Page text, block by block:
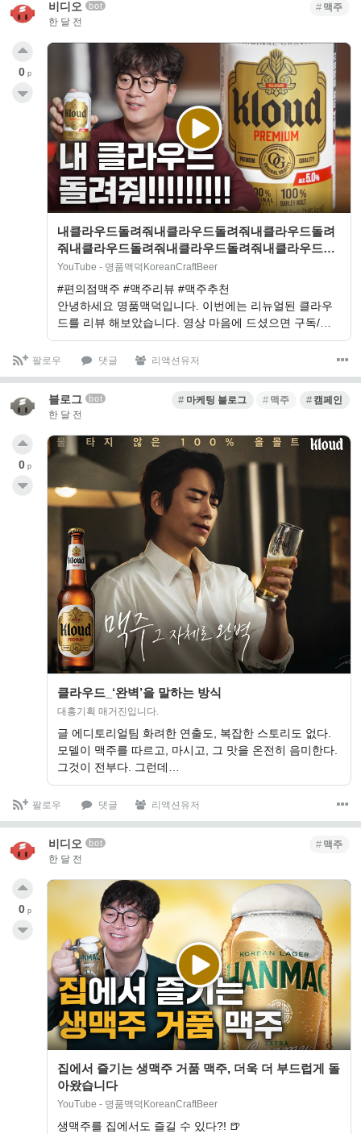
비디오 bot
한 달 전
맥주
내클라우드돌려줘내클라우드돌려줘내클라우드돌려
줘내클라우드돌려줘내클라우드돌려줘내클라우드돌
려줘내클라우드돌려줘내클라우드돌려줘
YouTube - 명품맥덕KoreanCraftBeer
#편의점맥주 #맥주리뷰 #맥주추천
안녕하세요 명품맥덕입니다. 이번에는 리뉴얼된 클라우
드를 리뷰 해보았습니다. 영상 마음에 드셨으면 구독/…
0 p
팔로우 댓글 리액션유저
블로그 bot
한 달 전
마케팅 블로그 맥주 캠페인
클라우드_‘완벽’을 말하는 방식
대홍기획 매거진입니다.
글 에디토리얼팀 화려한 연출도, 복잡한 스토리도 없다.
모델이 맥주를 따르고, 마시고, 그 맛을 온전히 음미한다.
그것이 전부다. 그런데…
0 p
팔로우 댓글 리액션유저
비디오 bot
한 달 전
맥주
집에서 즐기는 생맥주 거품 맥주, 더욱 더 부드럽게 돌
아왔습니다
YouTube - 명품맥덕KoreanCraftBeer
생맥주를 집에서도 즐길 수 있다?! 🍺
0 p